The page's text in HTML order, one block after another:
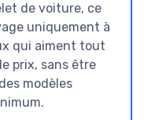
de voiture, ce
uniquement à
qui aiment tout
prix, sans être
modèles